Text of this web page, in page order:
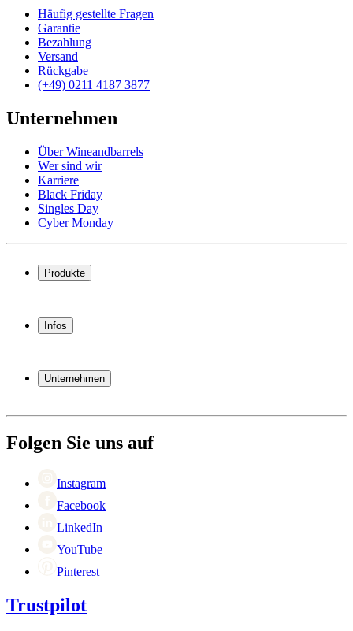
Häufig gestellte Fragen
Garantie
Bezahlung
Versand
Rückgabe
(+49) 0211 4187 3877
Unternehmen
Über Wineandbarrels
Wer sind wir
Karriere
Black Friday
Singles Day
Cyber Monday
Produkte
Weinregal
Weinmöbel
Infos
Garantie
Bezahlung
Rückgabe
Unternehmen
Karriere
Black Friday
Cyber Monday
Folgen Sie uns auf
Instagram
Facebook
LinkedIn
YouTube
Pinterest
Trustpilot